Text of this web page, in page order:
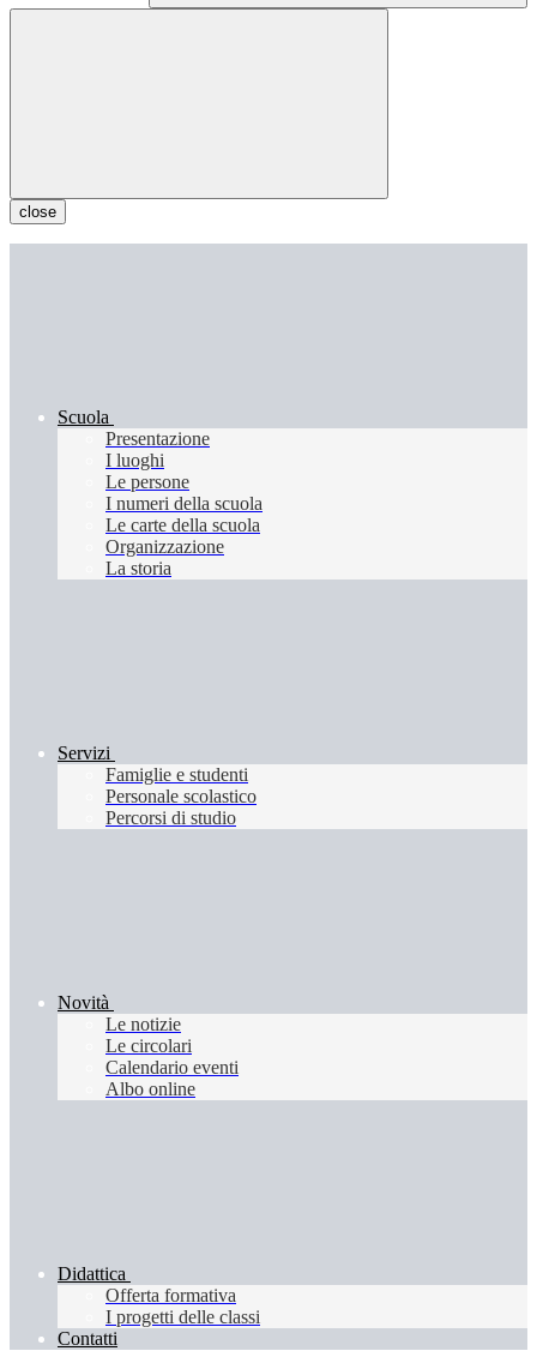
close
Scuola
Presentazione
I luoghi
Le persone
I numeri della scuola
Le carte della scuola
Organizzazione
La storia
Servizi
Famiglie e studenti
Personale scolastico
Percorsi di studio
Novità
Le notizie
Le circolari
Calendario eventi
Albo online
Didattica
Offerta formativa
I progetti delle classi
Contatti